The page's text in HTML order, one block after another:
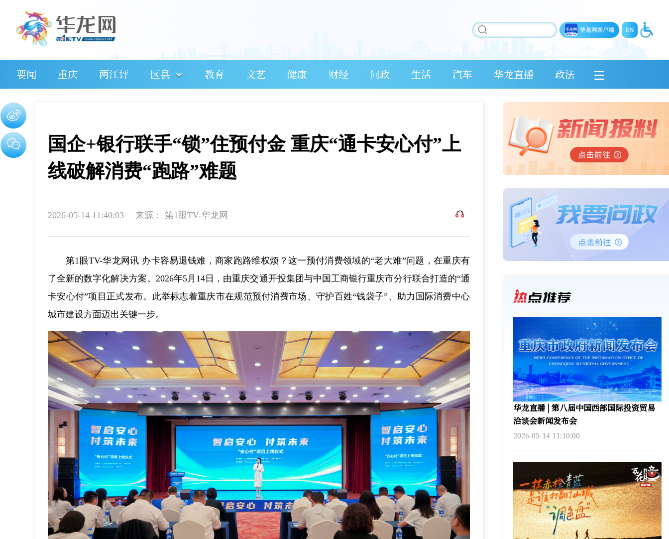
要闻 重庆 两江评 区县 教育 文艺 健康 财经 问政 生活 汽车 华龙直播 政法
国企+银行联手“锁”住预付金 重庆“通卡安心付”上
线破解消费“跑路”难题
2026-05-14 11:40:03 来源： 第1眼TV-华龙网
第1眼TV-华龙网讯 办卡容易退钱难，商家跑路维权烦？这一预付消费领域的“老大难”问题，在重庆有
了全新的数字化解决方案。2026年5月14日，由重庆交通开投集团与中国工商银行重庆市分行联合打造的“通
卡安心付”项目正式发布。此举标志着重庆市在规范预付消费市场、守护百姓“钱袋子”、助力国际消费中心
城市建设方面迈出关键一步。
华龙直播 | 第八届中国西部国际投资贸易
洽谈会新闻发布会
2026-05-14 11:10:00